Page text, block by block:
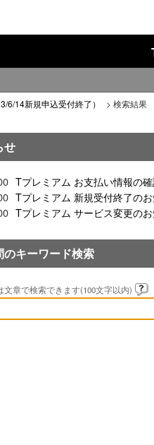
6/14新規申込受付終了） > 検索結果
せ
Tプレミアム お支払い情報の
Tプレミアム 新規受付終了の
Tプレミアム サービス変更の
のキーワード検索
文章で検索できます(100文字以内)